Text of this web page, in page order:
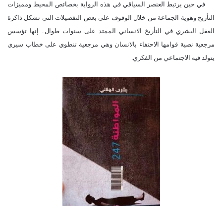
في حين يرتبط العنصر السياقي في هذه الرواية بخصائص المحيط ومميزات
التأريخ وهوية الجماعة من خلال الوقوف على بعض التفصيلات التي تشكل ذاكرة
العقل البشري في التأريخ الانساني الممتد على سنوات طوال.. إنها تؤسس
مرجعية نصية قوامها الاحتفاء بالانسان وهي مرجعية تنطوي على خطاب سيري
يتولد فيه الاجتماعي من الفكري.